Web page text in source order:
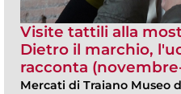
Visite tattili alla
Dietro il marchio,
racconta
Mercati di Traiano Museo